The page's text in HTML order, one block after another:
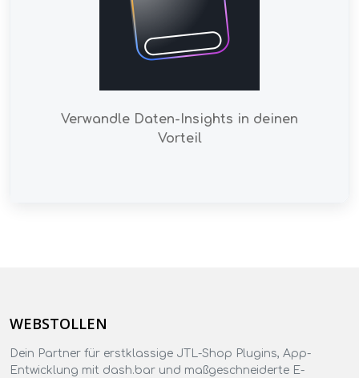
Verwandle Daten-Insights in deinen
Vorteil
WEBSTOLLEN
Dein Partner für erstklassige JTL-Shop Plugins, App-
Entwicklung mit dash.bar und maßgeschneiderte E-